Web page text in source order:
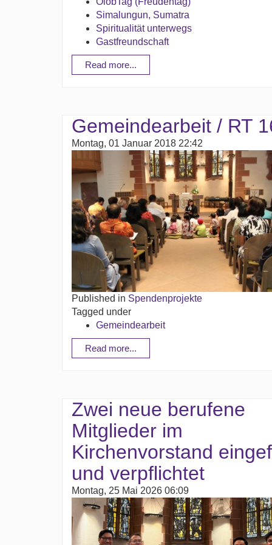
Simalungun, Sumatra
Spiritualität unterwegs
Gastfreundschaft
Read more...
Gemeindearbeit / RT
Montag, 01 Januar 2018 22:42
Published in Spendenprojekte
Tagged under
Gemeindearbeit
Read more...
Zwei neue berufene
Mitglieder im
Kirchenvorstand
und verpflichtet
Montag, 25 Mai 2026 06:09